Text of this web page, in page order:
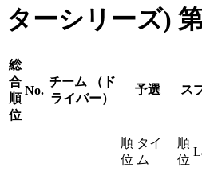
ターシリーズ)
総
合
順
位
No.
チーム （ド
ライバー）
予選 ス
順
位
タイ
ム
順
位